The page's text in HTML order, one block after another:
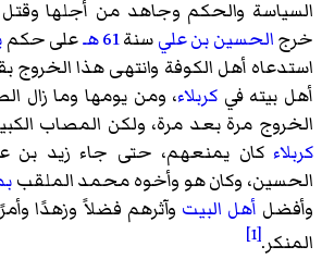
السياسة والحكم وجاهد من أجلها
خرجالحسين بن عليسنة61 هـ على حكم
استدعاه أهل الكوفة وانتهى هذا
أهل بيته في كربلاء، ومن يومها وما زال
الخروج مرة بعد مرة، ولكن المصاب
كربلاء كان يمنعهم، حتى جاء زيد بن
الحسين، وكان هو وأخوه محمد الملقب
وأفضل أهل البيت وآثرهم فضلاً وزهدًا
المنكر.[1]